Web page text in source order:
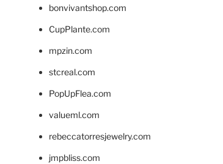
bonvivantshop.com
CupPlante.com
mpzin.com
stcreal.com
PopUpFlea.com
valueml.com
rebeccatorresjewelry.com
jmpbliss.com